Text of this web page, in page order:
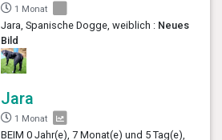
1 Monat
Jara, Spanische Dogge, weiblich : Neues
Bild
Jara
1 Monat
BEIM 0 Jahr(e), 7 Monat(e) und 5 Tag(e),